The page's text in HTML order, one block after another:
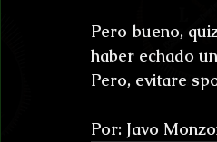
Pero bueno,
haber echado
Pero, evitare
Por: Javo